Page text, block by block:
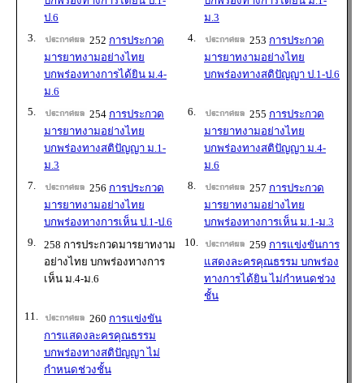
ป.6
ม.3
3.
252 การประกวด
มารยาทงามอย่างไทย
บกพร่องทางการได้ยิน ม.4-
ม.6
4. 253 การประกวด
มารยาทงามอย่างไทย
บกพร่องทางสติปัญญา ป.1-ป.6
5. 254 การประกวด
มารยาทงามอย่างไทย
บกพร่องทางสติปัญญา ม.1-
ม.3
6. 255 การประกวด
มารยาทงามอย่างไทย
บกพร่องทางสติปัญญา ม.4-
ม.6
7.
256 การประกวด
มารยาทงามอย่างไทย
บกพร่องทางการเห็น ป.1-ป.6
8. 257 การประกวด
มารยาทงามอย่างไทย
บกพร่องทางการเห็น ม.1-ม.3
9.
258 การประกวดมารยาทงาม
อย่างไทย บกพร่องทางการ
เห็น ม.4-ม.6
10. 259 การแข่งขันการ
แสดงละครคุณธรรม บกพร่อง
ทางการได้ยิน ไม่กำหนดช่วง
ชั้น
11.
260 การแข่งขัน
การแสดงละครคุณธรรม
บกพร่องทางสติปัญญา ไม่
กำหนดช่วงชั้น